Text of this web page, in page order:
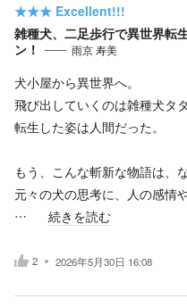
★★★ Excellent!!!
雑種犬、二足歩行で異世界転
ン！
雨京 寿美
犬小屋から異世界へ。
飛び出していくのは雑種犬タタ
転生した姿は人間だった。
もう、こんな斬新な物語は、
元々の犬の思考に、人の感情
…
続きを読む
2 2026年5月30日 16:08